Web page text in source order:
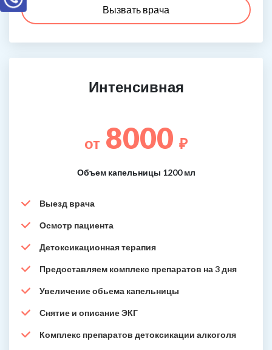
Вызвать врача
Интенсивная
от 8000 ₽
Объем капельницы 1200 мл
Выезд врача
Осмотр пациента
Детоксикационная терапия
Предоставляем комплекс препаратов на 3 дня
Увеличение обьема капельницы
Снятие и описание ЭКГ
Комплекс препаратов детоксикации алкоголя